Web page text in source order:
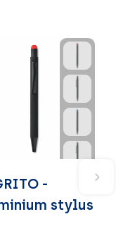
-
stylus